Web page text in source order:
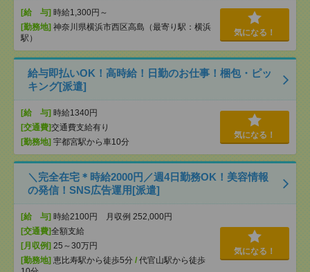
[給 与] 時給1,300円～
[勤務地] 神奈川県横浜市西区高島（最寄り駅：横浜
駅）
気になる！
給与即払いOK！高時給！日勤のお仕事！梱包・ピッ
キング[派遣]
[給 与] 時給1340円
[交通費]交通費支給有り
[勤務地] 宇都宮駅から車10分
気になる！
＼完全在宅＊時給2000円／週4日勤務OK！美容情報
の発信！SNS広告運用[派遣]
[給 与] 時給2100円 月収例 252,000円
[交通費]全額支給
[月収例] 25～30万円
[勤務地] 恵比寿駅から徒歩5分 / 代官山駅から徒歩
気になる！